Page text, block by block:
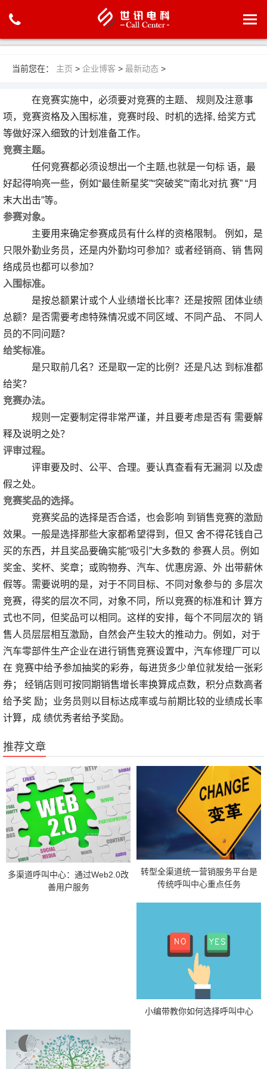
当前您在： 主页 > 企业博客 > 最新动态 >
在竞赛实施中，必须要对竞赛的主题、 规则及注意事
项，竞赛资格及入围标准，竞赛时段、时机的选择, 给奖方式
等做好深入细致的计划准备工作。
竞赛主题。
任何竞赛都必须设想出一个主题,也就是一句标 语，最
好起得响亮一些，例如“最佳新星奖”“突破奖”“南北对抗 赛” “月
末大出击”等。
参赛对象。
主要用来确定参赛成员有什么样的资格限制。 例如，是
只限外勤业务员，还是内外勤均可参加？或者经销商、销 售网
络成员也都可以参加？
入围标准。
是按总额累计或个人业绩增长比率？还是按照 团体业绩
总额？是否需要考虑特殊情况或不同区域、不同产品、 不同人
员的不同问题？
给奖标准。
是只取前几名？还是取一定的比例？还是凡达 到标准都
给奖？
竞赛办法。
规则一定要制定得非常严谨，并且要考虑是否有 需要解
释及说明之处？
评审过程。
评审要及时、公平、合理。要认真查看有无漏洞 以及虚
假之处。
竞赛奖品的选择。
竞赛奖品的选择是否合适，也会影响 到销售竞赛的激励
效果。一般是选择那些大家都希望得到，但又 舍不得花钱自己
买的东西，并且奖品要确实能“吸引”大多数的 参赛人员。例如
奖金、奖杯、奖章；或购物券、汽车、优惠房源、外 出带薪休
假等。需要说明的是，对于不同目标、不同对象参与的 多层次
竞赛，得奖的层次不同，对象不同，所以竞赛的标准和计 算方
式也不同，但奖品可以相同。这样的安排，每个不同层次的 销
售人员层层相互激励，自然会产生较大的推动力。例如，对于
汽车零部件生产企业在进行销售竞赛设置中，汽车修理厂可以
在 竞赛中给予参加抽奖的彩券，每进货多少单位就发给一张彩
券； 经销店则可按同期销售增长率换算成点数，积分点数高者
给予奖 励；业务员则以目标达成率或与前期比较的业绩成长率
计算，成 绩优秀者给予奖励。
推荐文章
多渠道呼叫中心：通过Web2.0改
善用户服务
转型全渠道统一营销服务平台是
传统呼叫中心重点任务
小编带教你如何选择呼叫中心